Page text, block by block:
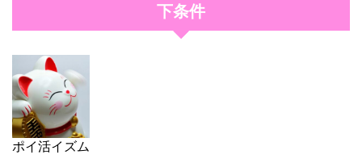
下条件
ポイ活イズム